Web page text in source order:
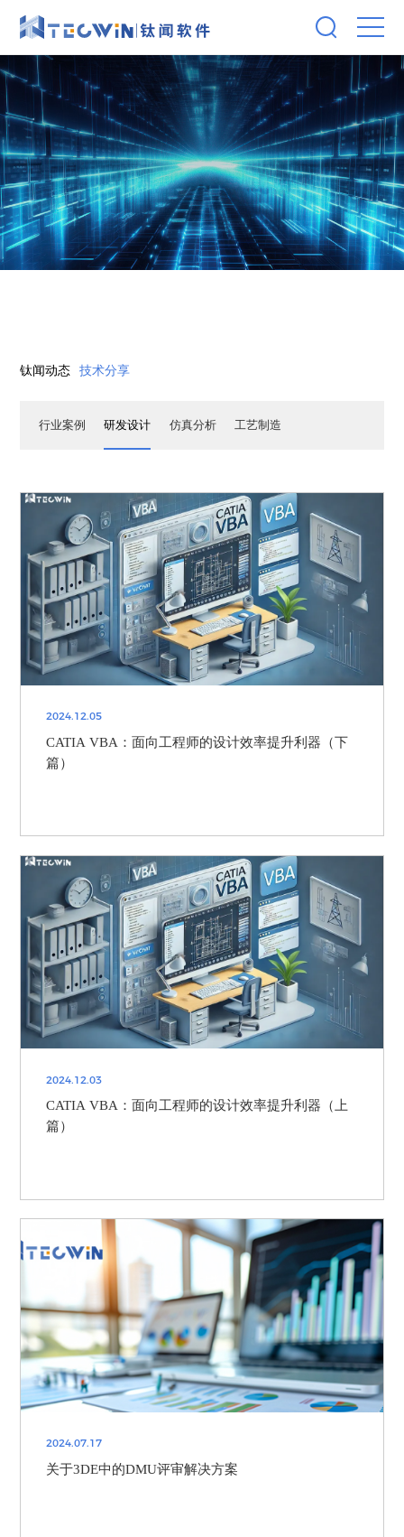
钛闻动态 技术分享
行业案例 研发设计 仿真分析 工艺制造
2024.12.05
CATIA VBA：面向工程师的设计效率提升利器（下
篇）
2024.12.03
CATIA VBA：面向工程师的设计效率提升利器（上
篇）
2024.07.17
关于3DE中的DMU评审解决方案